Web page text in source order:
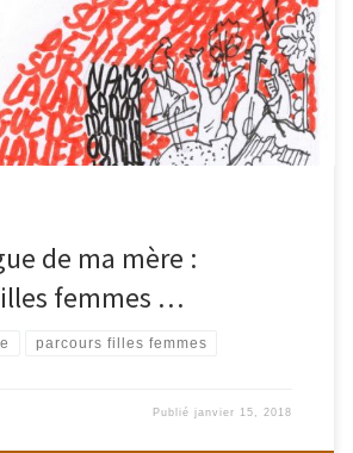
Héritons-nous de nos mères? Elles nous
Notre Langue maternelle. Mais, de quelle
langue des mots ou la langue […]
de ma mère :
femmes …
parcours filles femmes
Publiéjanvier 15, 2018